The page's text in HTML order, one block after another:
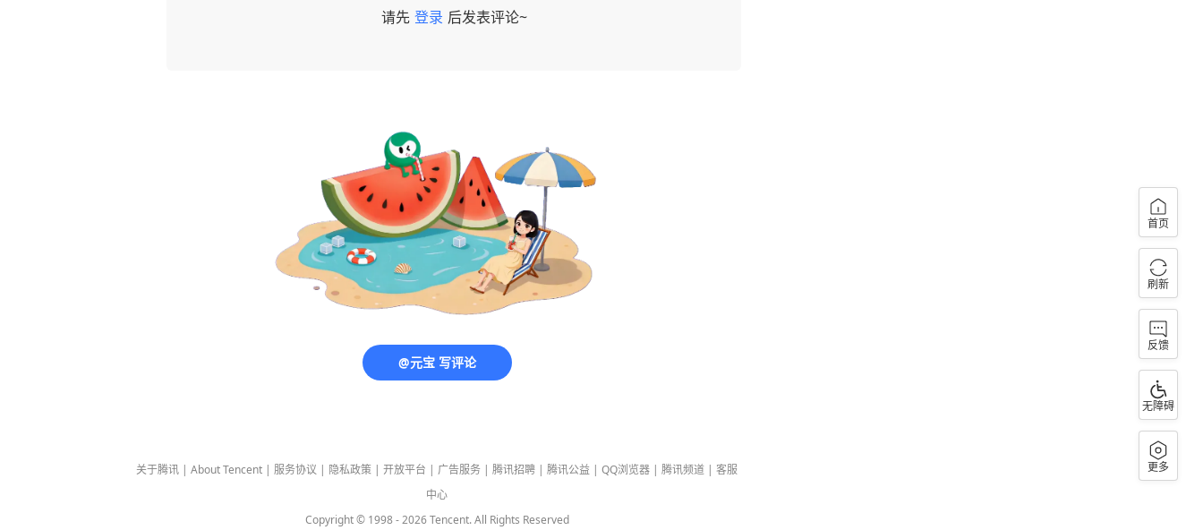
请先 登录 后发表评论~
@元宝 写评论
关于腾讯 | About Tencent | 服务协议 | 隐私政策 | 开放平台 | 广告服务 | 腾讯招聘 | 腾讯公益 | QQ浏览器 | 腾讯频道 | 客服
中心
Copyright © 1998 -2026Tencent. All Rights Reserved
首页
刷新
反馈
无障碍
更多